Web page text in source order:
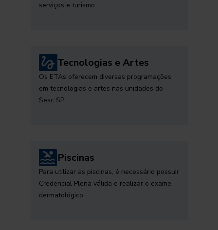
serviços e turismo
Tecnologias e Artes
Os ETAs oferecem diversas programações
em tecnologias e artes nas unidades do
Sesc SP
Piscinas
Para utilizar as piscinas, é necessário possuir
Credencial Plena válida e realizar o exame
dermatológico